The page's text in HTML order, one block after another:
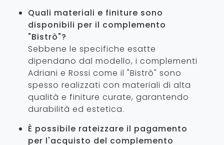
Quali materiali e finiture sono
disponibili per il complemento
"Bistrò"?
Sebbene le specifiche esatte
dipendano dal modello, i complementi
Adriani e Rossi come il "Bistrò" sono
spesso realizzati con materiali di alta
qualità e finiture curate, garantendo
durabilità ed estetica.
È possibile rateizzare il pagamento
per l'acquisto del complemento